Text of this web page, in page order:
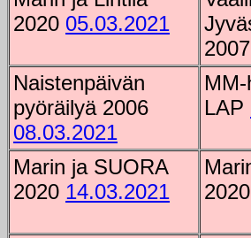
2020 05.03.2021
2007
Naistenpäivän
pyöräilyä 2006
08.03.2021
LAP
Marin ja SUORA
2020 14.03.2021
2020